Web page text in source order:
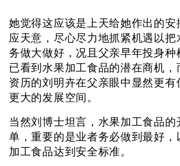
她觉得这应该是上天给她作出的安
应天意，尽心尽力地抓紧机遇以把
务做大做好，况且父亲早年投身种
已看到水果加工食品的潜在商机，
资历的刘明卉在父亲眼中显然更有
更大的发展空间。
当然刘博士坦言，水果加工食品的
单，重要的是业者务必做到最好，
加工食品达到安全标准。